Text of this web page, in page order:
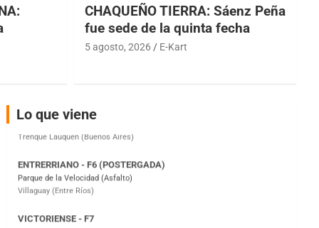
CHAQUEÑO TIERRA: Sáenz Peña
fue sede de la quinta fecha
5 agosto, 2026 E-Kart
Lo que viene
Ramiro Tot (Asfalto)
Baradero (Buenos Aires)
Parque de la Velocidad (Asfalto)
El Cerro (Tierra)
Victoria (Entre Ríos)
Moto Club Reginense (Tierra)